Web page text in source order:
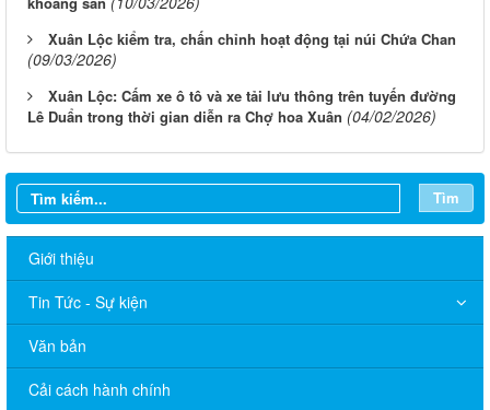
Xuân Lộc kiểm tra, chấn chỉnh hoạt động tại núi Chứa Chan
(09/03/2026)
Xuân Lộc: Cấm xe ô tô và xe tải lưu thông trên tuyến đường
Lê Duẩn trong thời gian diễn ra Chợ hoa Xuân (04/02/2026)
Tìm
Giới thiệu
Tin Tức - Sự kiện
Văn bản
Cải cách hành chính